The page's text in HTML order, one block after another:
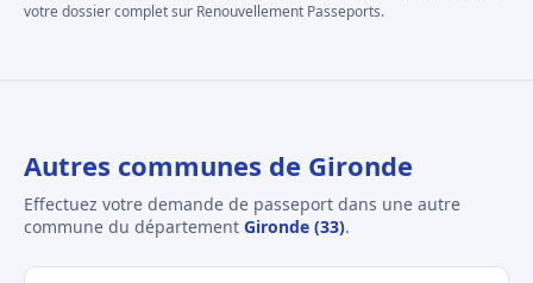
votre dossier complet sur Renouvellement Passeports.
Autres communes de Gironde
Effectuez votre demande de passeport dans une autre
commune du département Gironde (33).